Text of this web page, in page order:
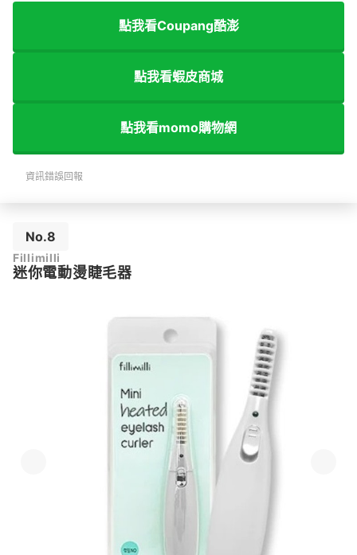
點我看Coupang酷澎
點我看蝦皮商城
點我看momo購物網
資訊錯誤回報
No.8
Fillimilli
迷你電動燙睫毛器